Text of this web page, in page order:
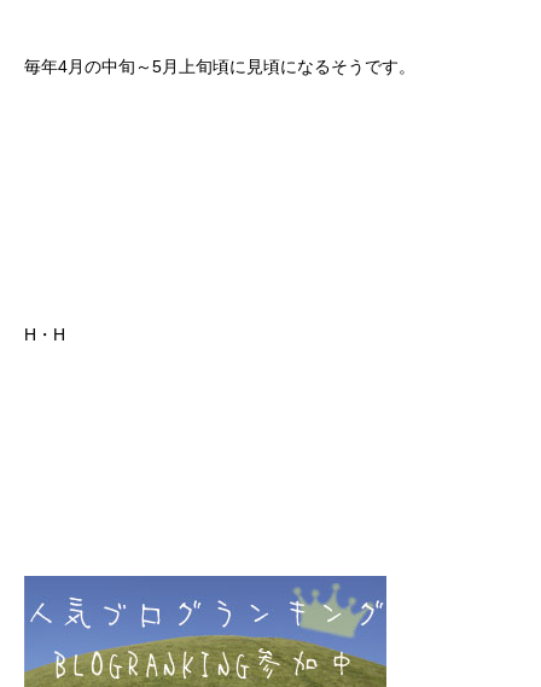
毎年4月の中旬～5月上旬頃に見頃になるそうです。
H・H